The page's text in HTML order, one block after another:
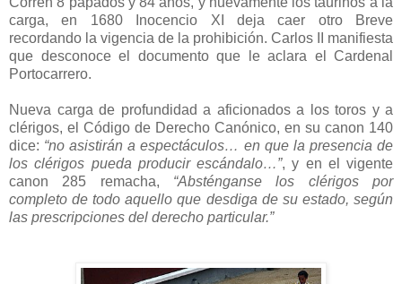
carga, en 1680 Inocencio XI deja caer otro Breve
recordando la vigencia de la prohibición. Carlos II manifiesta
que desconoce el documento que le aclara el Cardenal
Portocarrero.
Nueva carga de profundidad a aficionados a los toros y a
clérigos, el Código de Derecho Canónico, en su canon 140
dice: “no asistirán a espectáculos… en que la presencia de
los clérigos pueda producir escándalo…”, y en el vigente
canon 285 remacha, “Absténganse los clérigos por
completo de todo aquello que desdiga de su estado, según
las prescripciones del derecho particular.”